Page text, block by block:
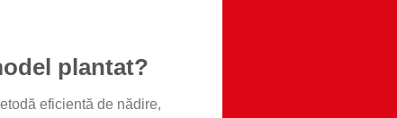
plantat?
eficientă de nădire,